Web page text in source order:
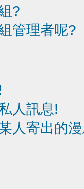
?
管理者呢?
人訊息!
人寄出的